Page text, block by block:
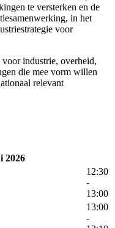
te versterken en de
in het
voor
industrie, overheid,
die mee vorm willen
relevant
2026
12:30
-
13:00
13:00
-